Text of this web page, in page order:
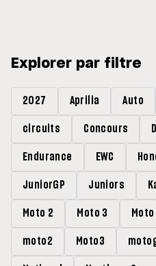
Explorer par filtre
2027 Aprilia Auto
circuits Concours
Endurance EWC
JuniorGP Juniors
Moto 2 Moto 3
moto2 Moto3